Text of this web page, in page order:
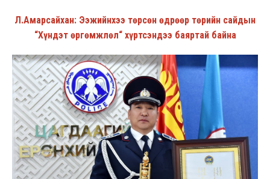
Л.Амарсайхан: Ээжийнхээ төрсөн өдрөөр төрийн сайдын
“Хүндэт өргөмжлөл“ хүртсэндээ баяртай байна